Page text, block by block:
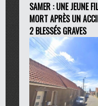
SAMER : UNE JEUNE
MORT APRÈS UN
2 BLESSÉS GRAVES